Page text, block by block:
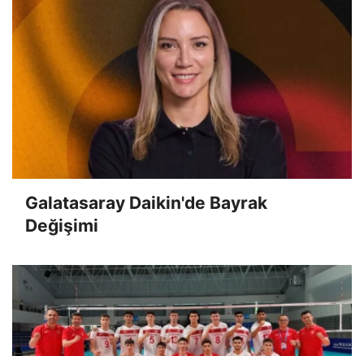
Galatasaray Daikin'de Bayrak
Değişimi